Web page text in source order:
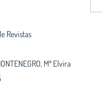
Revistas
Mª Elvira